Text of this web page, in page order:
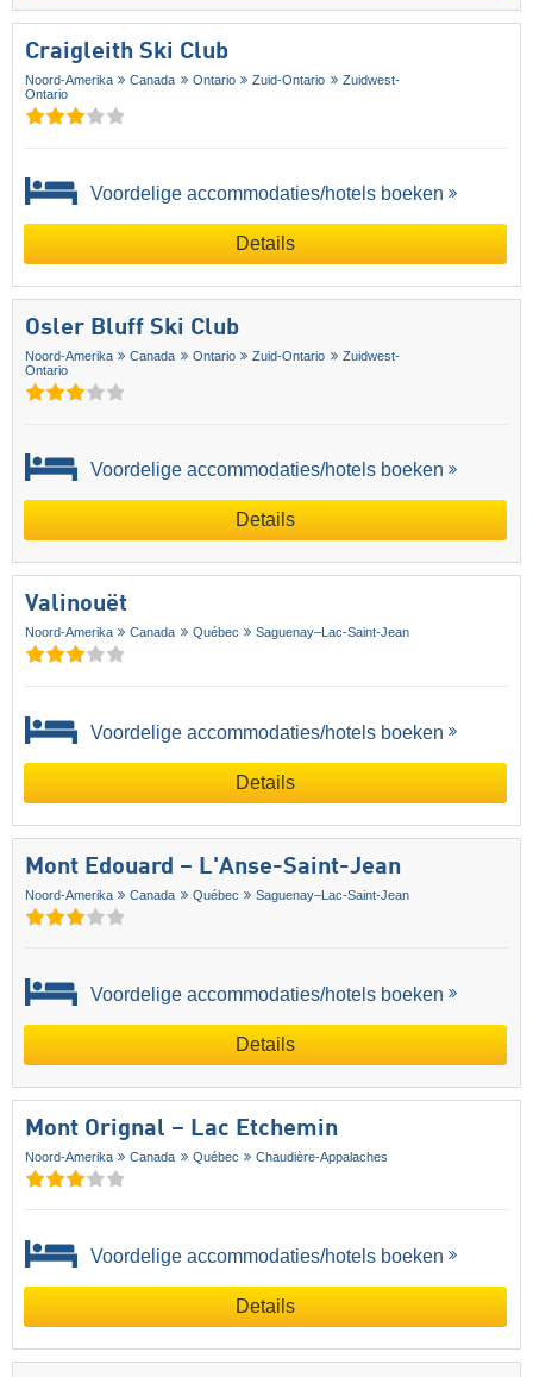
Craigleith Ski Club
Noord-Amerika Canada Ontario Zuid-Ontario
Zuidwest-
Ontario
Voordelige accommodaties/hotels boeken
Details
Osler Bluff Ski Club
Noord-Amerika Canada Ontario Zuid-Ontario
Zuidwest-
Ontario
Voordelige accommodaties/hotels boeken
Details
Valinouët
Noord-Amerika Canada Québec Saguenay–Lac-Saint-Jean
Voordelige accommodaties/hotels boeken
Details
Mont Edouard – L'Anse-Saint-Jean
Noord-Amerika Canada Québec Saguenay–Lac-Saint-Jean
Voordelige accommodaties/hotels boeken
Details
Mont Orignal – Lac Etchemin
Noord-Amerika Canada Québec Chaudière-Appalaches
Voordelige accommodaties/hotels boeken
Details